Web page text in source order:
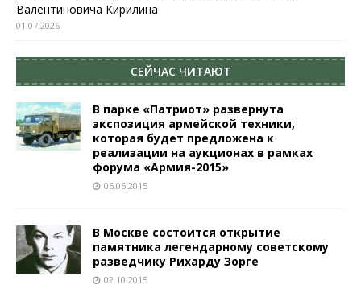
Валентиновича Кирилина
01.07.2026
СЕЙЧАС ЧИТАЮТ
В парке «Патриот» развернута
экспозиция армейской техники,
которая будет предложена к
реализации на аукционах в рамках
форума «Армия-2015»
06.06.2015
В Москве состоится открытие
памятника легендарному советскому
разведчику Рихарду Зорге
02.10.2015